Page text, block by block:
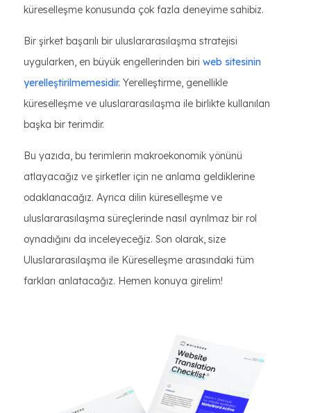
küreselleşme konusunda çok fazla deneyime sahibiz.
Bir şirket başarılı bir uluslararasılaşma stratejisi
uygularken, en büyük engellerinden biri web sitesinin
yerelleştirilmemesidir. Yerelleştirme, genellikle
küreselleşme ve uluslararasılaşma ile birlikte kullanılan
başka bir terimdir.
Bu yazıda, bu terimlerin makroekonomik yönünü
atlayacağız ve şirketler için ne anlama geldiklerine
odaklanacağız. Ayrıca dilin küreselleşme ve
uluslararasılaşma süreçlerinde nasıl ayrılmaz bir rol
oynadığını da inceleyeceğiz. Son olarak, size
Uluslararasılaşma ile Küreselleşme arasındaki tüm
farkları anlatacağız. Hemen konuya girelim!